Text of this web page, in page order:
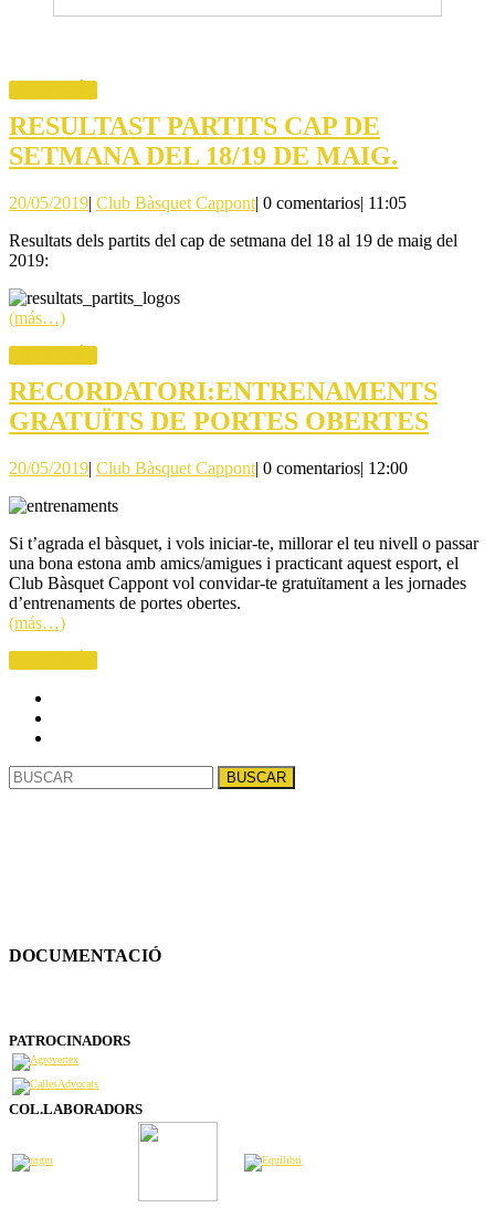
LEER
RESULTAST PARTITS CAP DE
SETMANA DEL 18/19 DE MAIG.
CAP
DE
20/05/201920/05/2019
| Club Bàsquet CappontClub
Cappont
| 0 comentarios| 11:05
Resultats dels partits del cap de setmana del 18 al 19 de maig del
2019:
(más…)
LEER
RECORDATORI:ENTRENAMENTS
GRATUÏTS DE PORTES OBERTES
20/05/201920/05/2019
| Club Bàsquet CappontClub
| 0 comentarios| 12:00
Si t’agrada el bàsquet, i vols iniciar-te, millorar el teu nivell o passar
una bona estona amb amics/amigues i practicant aquest esport, el
Club Bàsquet Cappont vol convidar-te gratuïtament a les jornades
d’entrenaments de portes obertes.
(más…)
LEER
Buscar:
DOCUMENTACIÓ
PATROCINADORS
COL.LABORADORS